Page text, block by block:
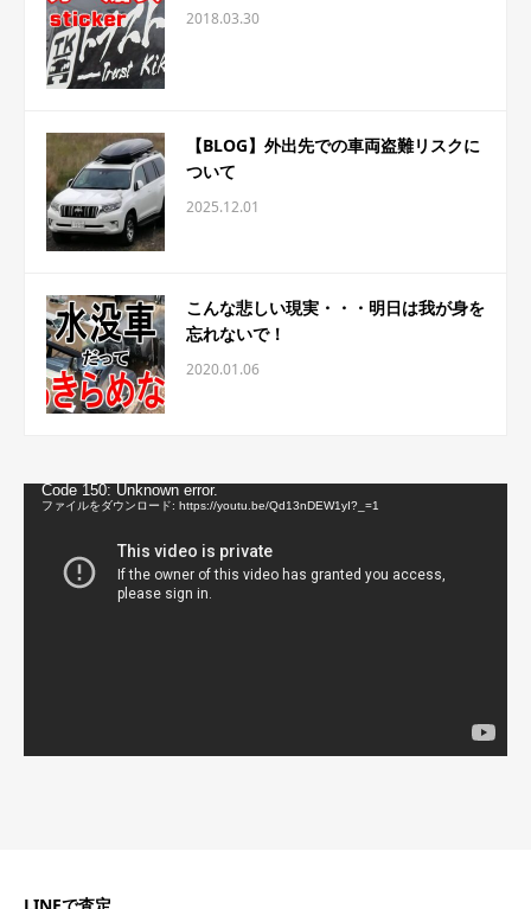
2018.03.30
【BLOG】外出先での車両盗難リスクに
ついて
2025.12.01
こんな悲しい現実・・・明日は我が身を
忘れないで！
2020.01.06
動Code 150: Unknown error.
ファイルをダウンロード: https://youtu.be/Qd13nDEW1yI?_=1